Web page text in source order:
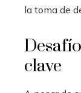
la toma de
clave